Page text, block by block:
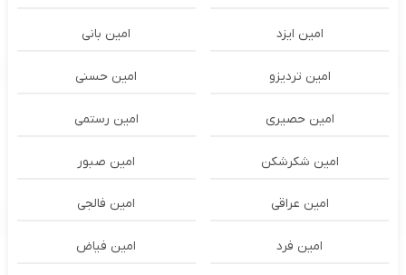
امین ایزد امین بانی
امین تردیزو امین حسنی
امین حصیری امین رستمی
امین شکرشکن امین صبور
امین عراقی امین فالجی
امین فرد امین فیاض